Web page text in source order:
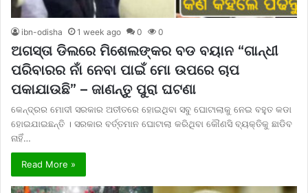
ibn-odisha 1 week ago 0 0
ଅଗସ୍ତା ଡିଲରେ ମିଶେଲଙ୍କର ବଡ ବୟାନ “ଗାନ୍ଧୀ
ପରିବାରର ନାଁ ନେବା ପାଇଁ ମୋ ଉପରେ ଚାପ
ପକାଯାଉଛି” – ଜାଣନ୍ତୁ ପୁରା ଘଟଣା
କେନ୍ଦ୍ରର ମୋଦୀ ସରକାର ଅତୀତରେ ହୋଇଥିବା ସବୁ ଘୋଟାଲାକୁ ନେଇ ବହୁତ କଡା
ହୋଇଯାଇଛନ୍ତି । ସରକାର ବର୍ତ୍ତମାନ ଘୋଟାଲା କରିଥିବା କୌଣସି ବ୍ୟକ୍ତିକୁ ଛାଡିବ
ନାହିଁ…
Read More »